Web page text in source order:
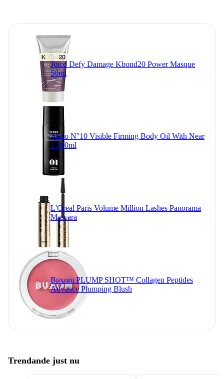
Joico Defy Damage Kbond20 Power Masque
50ml
Verso N°10 Visible Firming Body Oil With Near
1 100ml
L'Oreal Paris Volume Million Lashes Panorama
Mascara
Buxom PLUMP SHOT™ Collagen Peptides
Advance Plumping Blush
Trendande just nu